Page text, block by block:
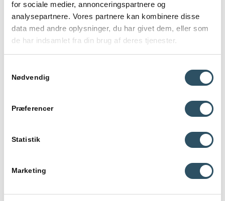
for sociale medier, annonceringspartnere og
analysepartnere. Vores partnere kan kombinere disse
data med andre oplysninger, du har givet dem, eller som
de har indsamlet fra din brug af deres tjenester.
Nødvendig
Præferencer
Statistik
Marketing
timerne?
Hvad bruger underviseren konkret
forberedelsestiden på?
faglige udbytte?
Er der forskel på forberedelsestiden i startpakker
og abonnementer?